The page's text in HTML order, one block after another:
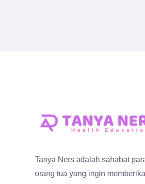
Tanya Ners adalah sahabat
orang tua yang ingin